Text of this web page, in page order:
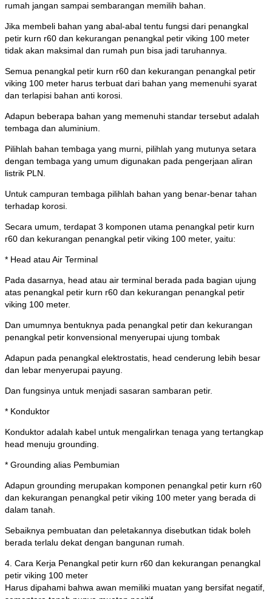
rumah jangan sampai sembarangan memilih bahan.
Jika membeli bahan yang abal-abal tentu fungsi dari penangkal
petir kurn r60 dan kekurangan penangkal petir viking 100 meter
tidak akan maksimal dan rumah pun bisa jadi taruhannya.
Semua penangkal petir kurn r60 dan kekurangan penangkal petir
viking 100 meter harus terbuat dari bahan yang memenuhi syarat
dan terlapisi bahan anti korosi.
Adapun beberapa bahan yang memenuhi standar tersebut adalah
tembaga dan aluminium.
Pilihlah bahan tembaga yang murni, pilihlah yang mutunya setara
dengan tembaga yang umum digunakan pada pengerjaan aliran
listrik PLN.
Untuk campuran tembaga pilihlah bahan yang benar-benar tahan
terhadap korosi.
Secara umum, terdapat 3 komponen utama penangkal petir kurn
r60 dan kekurangan penangkal petir viking 100 meter, yaitu:
* Head atau Air Terminal
Pada dasarnya, head atau air terminal berada pada bagian ujung
atas penangkal petir kurn r60 dan kekurangan penangkal petir
viking 100 meter.
Dan umumnya bentuknya pada penangkal petir dan kekurangan
penangkal petir konvensional menyerupai ujung tombak
Adapun pada penangkal elektrostatis, head cenderung lebih besar
dan lebar menyerupai payung.
Dan fungsinya untuk menjadi sasaran sambaran petir.
* Konduktor
Konduktor adalah kabel untuk mengalirkan tenaga yang tertangkap
head menuju grounding.
* Grounding alias Pembumian
Adapun grounding merupakan komponen penangkal petir kurn r60
dan kekurangan penangkal petir viking 100 meter yang berada di
dalam tanah.
Sebaiknya pembuatan dan peletakannya disebutkan tidak boleh
berada terlalu dekat dengan bangunan rumah.
4. Cara Kerja Penangkal petir kurn r60 dan kekurangan penangkal
petir viking 100 meter
Harus dipahami bahwa awan memiliki muatan yang bersifat negatif,